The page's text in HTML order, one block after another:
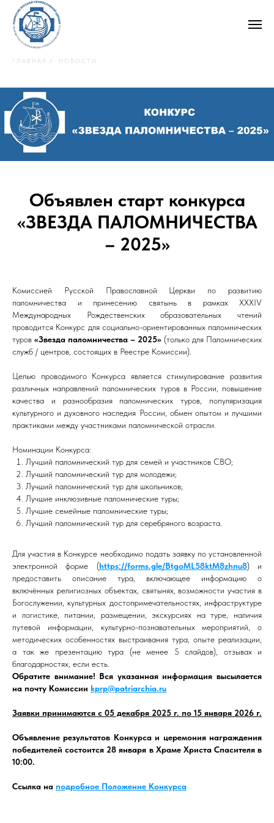
ГЛАВНАЯ / НОВОСТИ
Объявлен старт конкурса
«ЗВЕЗДА ПАЛОМНИЧЕСТВА
– 2025»
Комиссией Русской Православной Церкви по развитию
паломничества и принесению святынь в рамках XXXIV
Международных Рождественских образовательных чтений
проводится Конкурс для социально-ориентированных паломнических
туров «Звезда паломничества – 2025» (только для Паломнических
служб / центров, состоящих в Реестре Комиссии).
Целью проводимого Конкурса является стимулирование развития
различных направлений паломнических туров в России, повышение
качества и разнообразия паломнических туров, популяризация
культурного и духовного наследия России, обмен опытом и лучшими
практиками между участниками паломнической отрасли.
Номинации Конкурса:
Лучший паломнический тур для семей и участников СВО;
Лучший паломнический тур для молодежи;
Лучший паломнический тур для школьников;
Лучшие инклюзивные паломнические туры;
Лучшие семейные паломнические туры;
Лучший паломнический тур для серебряного возраста.
Для участия в Конкурсе необходимо подать заявку по установленной
электронной форме (https://forms.gle/BtgoML58ktM8zhnu8) и
предоставить описание тура, включающее информацию о
включённых религиозных объектах, святынях, возможности участия в
Богослужении, культурных достопримечательностях, инфраструктуре
и логистике, питании, размещении, экскурсиях на туре, наличия
путевой информации, культурно-познавательных мероприятий, о
методических особенностях выстраивания тура, опыте реализации,
а так же презентацию тура (не менее 5 слайдов), отзывах и
благодарностях, если есть.
Обратите внимание! Вся указанная информация высылается
на почту Комиссии kprp@patriarchia.ru
Заявки принимаются с 05 декабря 2025 г. по 15 января 2026 г.
Объявление результатов Конкурса и церемония награждения
победителей состоится 28 января в Храме Христа Спасителя в
10:00.
Ссылка на подробное Положение Конкурса